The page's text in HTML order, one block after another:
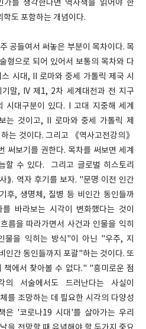
를 생각한다면 역사책을 읽어야 한
학도 포함하는 개념이다.
공들여서 써놓은 부분이 목차이다. 목
형으로 되어 있어서 보통의 목차와 다
시대, II 로마와 중세 가톨릭 제국 시
말, IV 제1, 2차 세계대전과 전 지구
시대구분이 있다. I 고대 지중해 세계
는 것이고, II 로마와 중세 가톨릭 제
는 것이다. 그리고 《역사고전강의》
써보기를 권한다. 목차를 써보면 세계
할 수 있다. 그리고 글로벌 히스토리
⟫. 역자 후기를 보자. "문명 이전 인간
후, 생명체, 질병 등 비인간 동인들까
바라보는 시각이 변화했다는 것이
름을 따라가면서 사건과 인물을 익히
물을 익히는 방식"이 아닌 "우주, 지
인간 동인들까지 포괄"하는 것이다. 또
에서 찾아볼 수 없다." "흥미로운 점
서술에서도 드러난다는 사실이
를 조망하는 데 필요한 시각의 다양성
'코로나19 시대'를 살아가는 우리